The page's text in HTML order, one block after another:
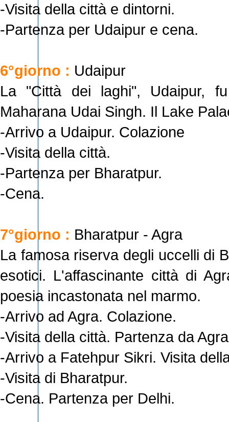
-Visita della città e dintorni.
-Partenza per Udaipur e cena.
6°giorno : Udaipur
La "Città dei laghi", Udaipur,
Maharana Udai Singh. Il Lake
-Arrivo a Udaipur. Colazione
-Visita della città.
-Partenza per Bharatpur.
-Cena.
7°giorno : Bharatpur - Agra
La famosa riserva degli uccelli di
esotici. L'affascinante città di
poesia incastonata nel marmo.
-Arrivo ad Agra. Colazione.
-Visita della città. Partenza da
-Arrivo a Fatehpur Sikri. Visita
-Visita di Bharatpur.
-Cena. Partenza per Delhi.